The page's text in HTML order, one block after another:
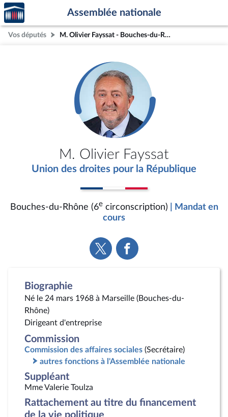
Aller au contenu
Aller en bas de la page
Accèder
à la
page
d'accueil
Assemblée nationale
Vos députés M. Olivier Fayssat - Bouches-du-Rhône (6e circonscription)
M. Olivier Fayssat
Union des droites pour la République
Bouches-du-Rhône (6ecirconscription)
| Mandat en
cours
Voir
la
Voir
la
Biographie
Né le 24 mars 1968 à Marseille (Bouches-du-
Rhône)
Dirigeant d'entreprise
Commission
Commission des affaires sociales (Secrétaire)
autres fonctions à l'Assemblée nationale
Suppléant
Mme Valerie Toulza
Rattachement au titre du financement
de la vie politique